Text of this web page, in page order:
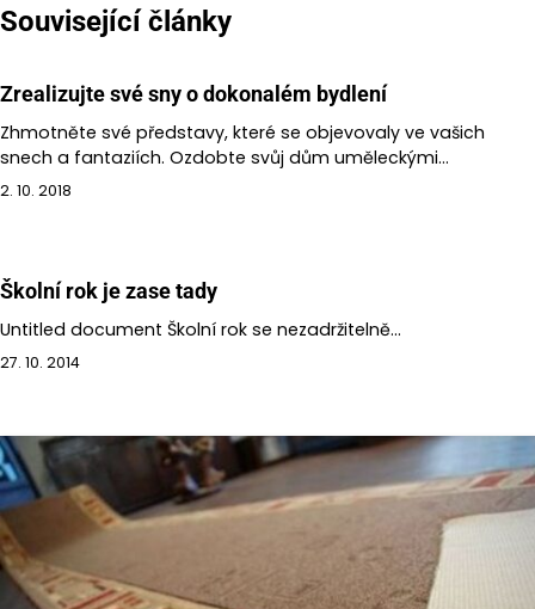
příspěvek
Související články
Zrealizujte své sny o dokonalém bydlení
Zhmotněte své představy, které se objevovaly ve vašich
snech a fantaziích. Ozdobte svůj dům uměleckými…
2. 10. 2018
Školní rok je zase tady
Untitled document Školní rok se nezadržitelně…
27. 10. 2014